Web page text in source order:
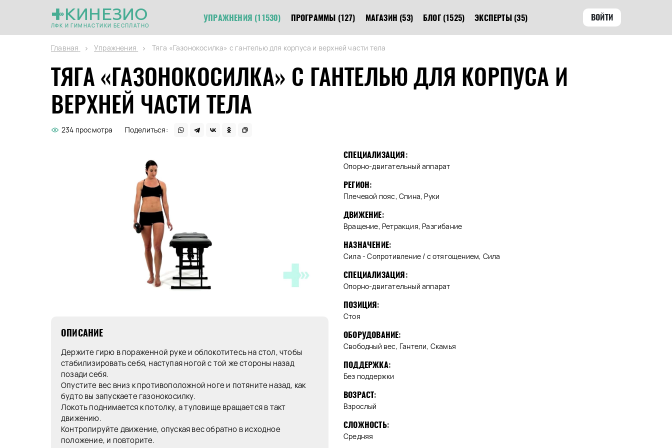
КИНЕЗИО
ЛФК И ГИМНАСТИКИ БЕСПЛАТНО
УПРАЖНЕНИЯ (11530) ПРОГРАММЫ (127) МАГАЗИН (53) БЛОГ (1525) ЭКСПЕРТЫ (35) ВОЙТИ
Главная Упражнения Тяга «Газонокосилка» с гантелью для корпуса и верхней части тела
ТЯГА «ГАЗОНОКОСИЛКА» С ГАНТЕЛЬЮ ДЛЯ КОРПУСА И
ВЕРХНЕЙ ЧАСТИ ТЕЛА
234 просмотра Поделиться:
ОПИСАНИЕ
Держите гирю в пораженной руке и облокотитесь на стол, чтобы
стабилизировать себя, наступая ногой с той же стороны назад
позади себя.
Опустите вес вниз к противоположной ноге и потяните назад, как
будто вы запускаете газонокосилку.
Локоть поднимается к потолку, а туловище вращается в такт
движению.
Контролируйте движение, опуская вес обратно в исходное
положение, и повторите.
СПЕЦИАЛИЗАЦИЯ:
Опорно-двигательный аппарат
РЕГИОН:
Плечевой пояс, Спина, Руки
ДВИЖЕНИЕ:
Вращение, Ретракция, Разгибание
НАЗНАЧЕНИЕ:
Сила - Сопротивление / с отягощением, Сила
СПЕЦИАЛИЗАЦИЯ:
Опорно-двигательный аппарат
ПОЗИЦИЯ:
Стоя
ОБОРУДОВАНИЕ:
Свободный вес, Гантели, Скамья
ПОДДЕРЖКА:
Без поддержки
ВОЗРАСТ:
Взрослый
СЛОЖНОСТЬ:
Средняя